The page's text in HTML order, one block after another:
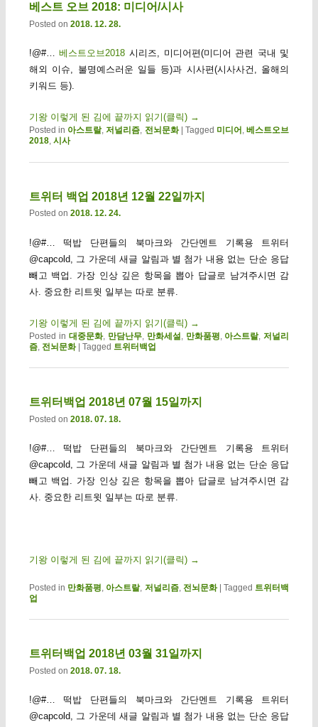
베스트 오브 2018: 미디어/시사
Posted on 2018. 12. 28.
!@#…베스트오브2018 시리즈, 미디어편(미디어 관련 국내 및
해외 이슈, 불명예스러운 일들 등)과 시사편(시사사건, 올해의
키워드 등).
기왕 이렇게 된 김에 끝까지 읽기(클릭) →
Posted in 아스트랄,저널리즘, 전뇌문화 Tagged 미디어 ,베스트오브
2018, 시사
트위터 백업 2018년 12월 22일까지
Posted on 2018. 12. 24.
!@#… 떡밥 단편들의 북마크와 간단멘트 기록용 트위터
@capcold, 그 가운데 새글 알림과 별 첨가 내용 없는 단순 응답
빼고 백업. 가장 인상 깊은 항목을 뽑아 답글로 남겨주시면 감
사. 중요한 리트윗 일부는 따로 분류.
기왕 이렇게 된 김에 끝까지 읽기(클릭) →
Posted in 대중문화, 만담난무, 만화세설 만화품평 아스트랄,저널리
즘, 전뇌문화 | Tagged 트위터백업
트위터백업 2018년 07월 15일까지
Posted on 2018. 07. 18.
!@#… 떡밥 단편들의 북마크와 간단멘트 기록용 트위터
@capcold, 그 가운데 새글 알림과 별 첨가 내용 없는 단순 응답
빼고 백업. 가장 인상 깊은 항목을 뽑아 답글로 남겨주시면 감
사. 중요한 리트윗 일부는 따로 분류.
기왕 이렇게 된 김에 끝까지 읽기(클릭) →
Posted in 만화품평, 아스트랄, 저널리즘, 전뇌문화 |Tagged 트위터백
업
트위터백업 2018년 03월 31일까지
Posted on 2018. 07. 18.
!@#… 떡밥 단편들의 북마크와 간단멘트 기록용 트위터
@capcold, 그 가운데 새글 알림과 별 첨가 내용 없는 단순 응답